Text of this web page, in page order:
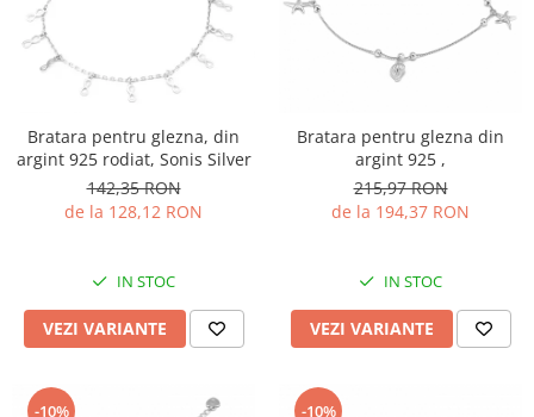
INELE
PIERCING
ACE DE CRAVATA
BRATARI PENTRU PICIOR
BUTONI
INELE
BUTONI
BRATARA TIP ROZARIU
LANTURI TIP ROZARIU
Bratara pentru glezna, din
argint 925 rodiat, Sonis Silver
142,35 RON
de la 128,12 RON
IN STOC
VEZI VARIANTE
Bratara pentru glezna din
argint 925 ,
215,97 RON
de la 194,37 RON
IN STOC
VEZI VARIANTE
-10% -10%